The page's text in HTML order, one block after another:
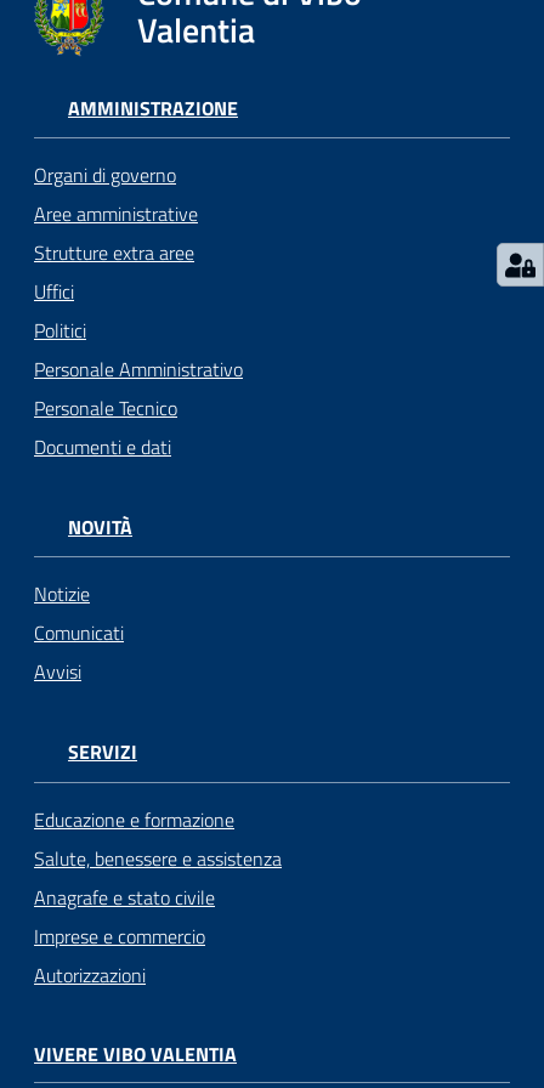
argomenti...
Seguici
su
Valentia
AMMINISTRAZIONE
Organi di governo
Aree amministrative
Strutture extra aree
Uffici
Politici
Personale Amministrativo
Personale Tecnico
Documenti e dati
NOVITÀ
Notizie
Comunicati
Avvisi
SERVIZI
Educazione e formazione
Salute, benessere e assistenza
Anagrafe e stato civile
Imprese e commercio
Autorizzazioni
VIVERE VIBO VALENTIA